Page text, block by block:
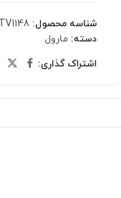
شناسه محصول: TV1148
دسته: مارول
اشتراک گذاری: